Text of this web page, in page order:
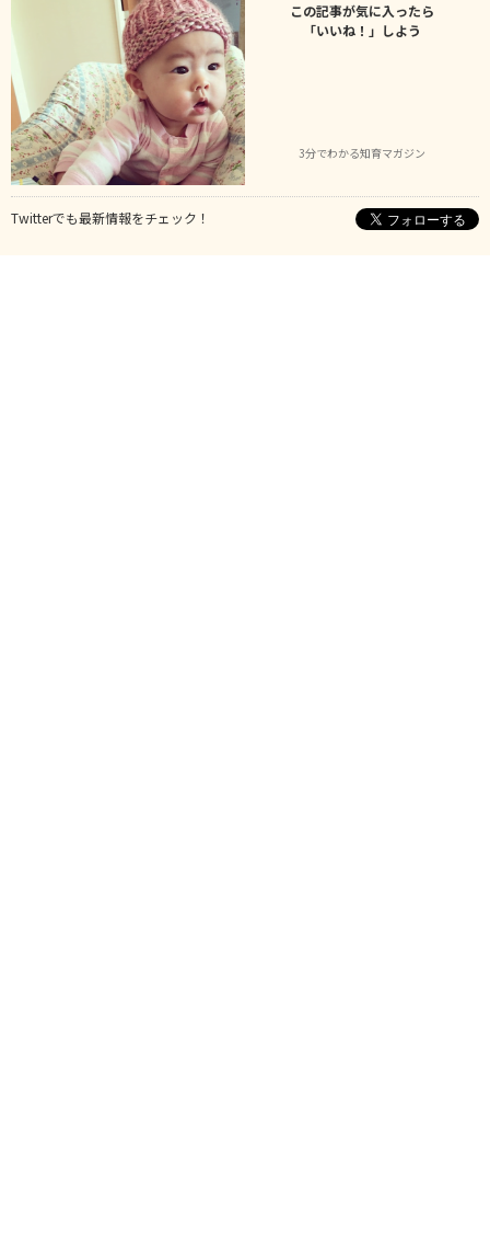
この記事が気に入ったら
「いいね！」しよう
3分でわかる知育マガジン
Twitterでも最新情報をチェック！